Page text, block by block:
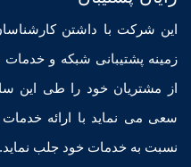
این شرکت با داشتن
زمینه پشتیبانی شبکه و
از مشتریان خود را طی این
سعی می نماید با ارائه
نسبت به خدمات خود جلب نماید.